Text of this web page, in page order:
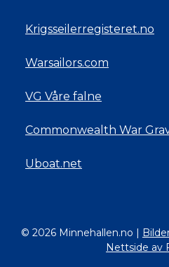
Krigsseilerregisteret.no
Warsailors.com
VG Våre falne
Commonwealth War
Uboat.net
© 2026 Minnehallen.no |
Nettside av